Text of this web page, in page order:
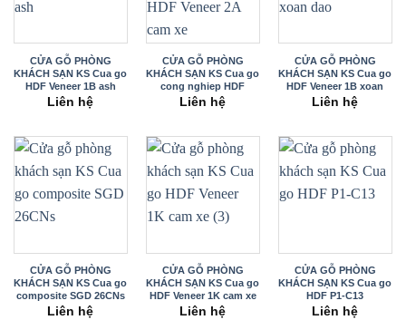
CỬA GỖ PHÒNG
KHÁCH SẠN KS Cua go
HDF Veneer 1B ash
Liên hệ
CỬA GỖ PHÒNG
KHÁCH SẠN KS Cua go
cong nghiep HDF
Veneer 2A cam xe
Liên hệ
CỬA GỖ PHÒNG
KHÁCH SẠN KS Cua go
HDF Veneer 1B xoan
dao
Liên hệ
CỬA GỖ PHÒNG
KHÁCH SẠN KS Cua go
composite SGD 26CNs
Liên hệ
CỬA GỖ PHÒNG
KHÁCH SẠN KS Cua go
HDF Veneer 1K cam xe
(3)
Liên hệ
CỬA GỖ PHÒNG
KHÁCH SẠN KS Cua go
HDF P1-C13
Liên hệ